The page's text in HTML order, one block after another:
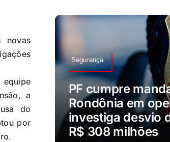
novas
equipe
a
do
por
Segurança
PF cumpre
Rondônia em
investiga desvio
R$ 308 milhões